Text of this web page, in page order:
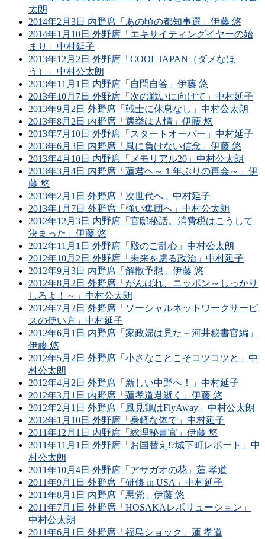
太朗
2014年2月3日 内野席「あの頃の都知事選」伊藤 悠
2014年1月10日 外野席「エキサイティングイヤーの始
まり」中村延子
2013年12月2日 外野席「COOL JAPAN（ダメなほ
う）」中村公太朗
2013年11月1日 内野席「自問自答」伊藤 悠
2013年10月7日 外野席「次の戦いに向けて」中村延子
2013年9月2日 外野席「戦士に休息なし」中村公太朗
2013年8月2日 内野席「選挙は人情」伊藤 悠
2013年7月10日 外野席「スタートオーバー」中村延子
2013年6月3日 内野席「風に負けない信念」伊藤 悠
2013年4月10日 内野席「メモリアル20」中村公太朗
2013年3月4日 内野席「蓮君ヘ～１年ぶりの再会～」伊
藤 悠
2013年2月1日 外野席「次世代へ」中村延子
2013年1月7日 外野席「強い集団へ」中村公太朗
2012年12月3日 内野席「官邸秘話。消費税はこうして
決まった」伊藤 悠
2012年11月1日 外野席「殿のご乱心」中村公太朗
2012年10月2日 外野席「未来を慮る政治」中村延子
2012年9月3日 内野席「解散予想」伊藤 悠
2012年8月2日 外野席「がんばれ、ニッポン～しっかり
しろよ！～」中村公太朗
2012年7月2日 外野席「ソーシャルネットワークサービ
スの使い方」中村延子
2012年6月1日 内野席「家政婦は見た～河井秘書官編」
伊藤 悠
2012年5月2日 外野席「小さなことこそコツコツと」中
村公太朗
2012年4月2日 外野席「新しい中野へ！」中村延子
2012年3月1日 内野席「蓮孝道君逝く」伊藤 悠
2012年2月1日 外野席「風見鶏はFlyAway」中村公太朗
2012年1月10日 外野席「身軽な体で」中村延子
2011年12月1日 内野席「総理秘書官」伊藤 悠
2011年11月1日 外野席「お国替え!?城下町レポート」中
村公太朗
2011年10月4日 外野席「アサガオの花」蓮 孝道
2011年9月1日 外野席「研修 in USA」中村延子
2011年8月1日 内野席「悪党」伊藤 悠
2011年7月1日 外野席「HOSAKAレボリューション」
中村公太朗
2011年6月1日 外野席「福島ショック」蓮 孝道